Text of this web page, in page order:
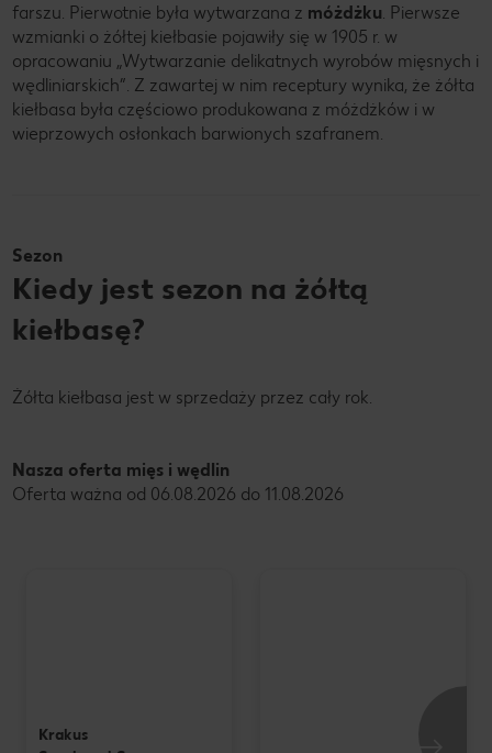
farszu. Pierwotnie była wytwarzana z móżdżku. Pierwsze
wzmianki o żółtej kiełbasie pojawiły się w 1905 r. w
opracowaniu „Wytwarzanie delikatnych wyrobów mięsnych i
wędliniarskich”. Z zawartej w nim receptury wynika, że żółta
kiełbasa była częściowo produkowana z móżdżków i w
wieprzowych osłonkach barwionych szafranem.
Sezon
Kiedy jest sezon na żółtą
kiełbasę?
Żółta kiełbasa jest w sprzedaży przez cały rok.
Nasza oferta mięs i wędlin
Oferta ważna od 06.08.2026 do 11.08.2026
Krakus